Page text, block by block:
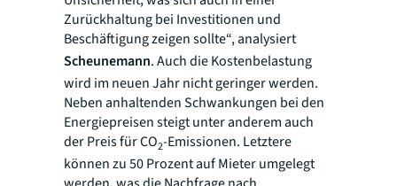
Zurückhaltung bei Investitionen und
Beschäftigung zeigen sollte“, analysiert
Scheunemann. Auch die Kostenbelastung
wird im neuen Jahr nicht geringer werden.
Neben anhaltenden Schwankungen bei den
Energiepreisen steigt unter anderem auch
der Preis für CO2-Emissionen. Letztere
können zu 50 Prozent auf Mieter umgelegt